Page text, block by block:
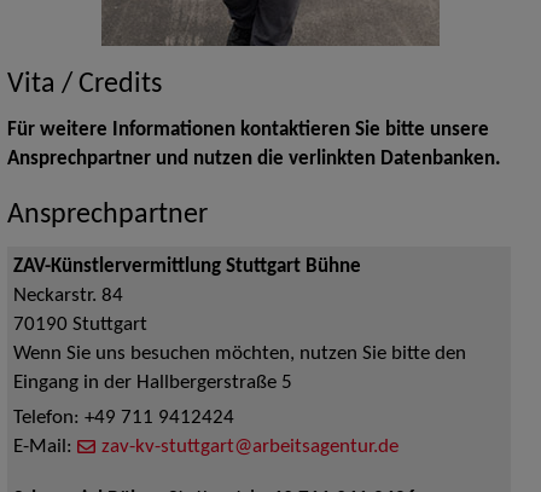
Vita / Credits
Für weitere Informationen kontaktieren Sie bitte unsere
Ansprechpartner und nutzen die verlinkten Datenbanken.
Ansprechpartner
ZAV-Künstlervermittlung Stuttgart Bühne
Neckarstr. 84
70190 Stuttgart
Wenn Sie uns besuchen möchten, nutzen Sie bitte den
Eingang in der Hallbergerstraße 5
Telefon: +49 711 9412424
E-Mail:
zav-kv-stuttgart@arbeitsagentur.de